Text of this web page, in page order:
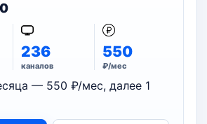
236
каналов
550
₽/мес
— 550 ₽/мес, далее 1